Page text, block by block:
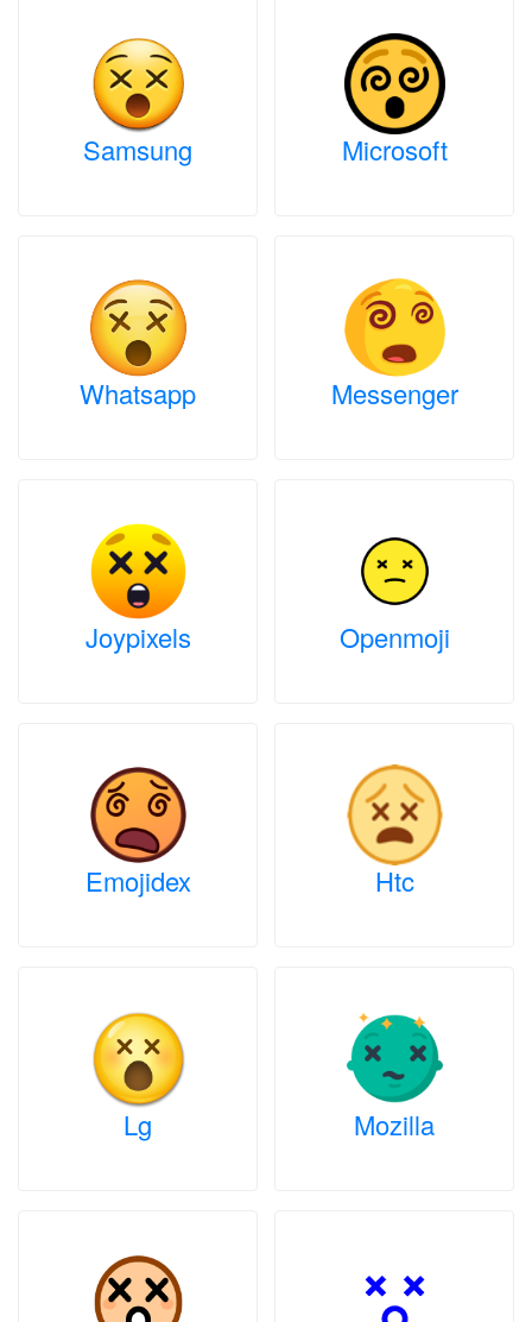
Samsung Microsoft
Whatsapp Messenger
Joypixels Openmoji
Emojidex Htc
Lg Mozilla